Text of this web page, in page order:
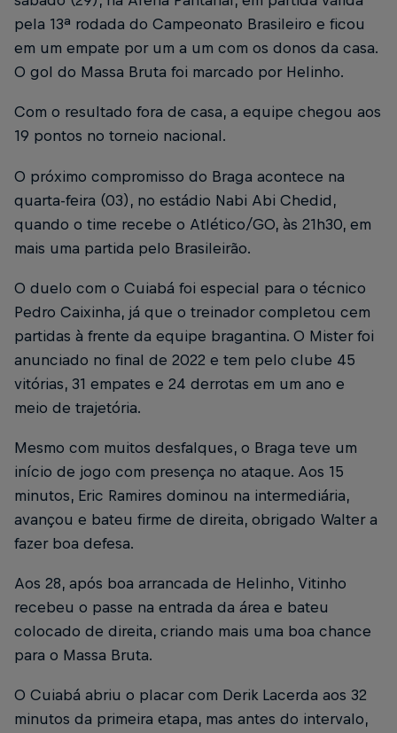
pela 13ª rodada do Campeonato Brasileiro e ficou
em um empate por um a um com os donos da casa.
O gol do Massa Bruta foi marcado por Helinho.
Com o resultado fora de casa, a equipe chegou aos
19 pontos no torneio nacional.
O próximo compromisso do Braga acontece na
quarta-feira (03), no estádio Nabi Abi Chedid,
quando o time recebe o Atlético/GO, às 21h30, em
mais uma partida pelo Brasileirão.
O duelo com o Cuiabá foi especial para o técnico
Pedro Caixinha, já que o treinador completou cem
partidas à frente da equipe bragantina. O Mister foi
anunciado no final de 2022 e tem pelo clube 45
vitórias, 31 empates e 24 derrotas em um ano e
meio de trajetória.
Mesmo com muitos desfalques, o Braga teve um
início de jogo com presença no ataque. Aos 15
minutos, Eric Ramires dominou na intermediária,
avançou e bateu firme de direita, obrigado Walter a
fazer boa defesa.
Aos 28, após boa arrancada de Helinho, Vitinho
recebeu o passe na entrada da área e bateu
colocado de direita, criando mais uma boa chance
para o Massa Bruta.
O Cuiabá abriu o placar com Derik Lacerda aos 32
minutos da primeira etapa, mas antes do intervalo,